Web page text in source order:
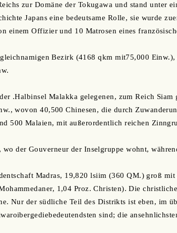
zur Domäne der Tokugawa und stand unter
Japans eine bedeutsame Rolle, sie wurde
einem Offizier und 10 Matrosen eines
Bezirk (4168 qkm mit75,000 Einw.),
.Halbinsel Malakka gelegenen, zum Reich Siam
wovon 40,500 Chinesen, die durch
500 Malaien, mit außerordentlich reichen
der Gouverneur der Inselgruppe wohnt,
Madras, 19,820 lsiim (360 QM.) groß mit
1,04 Proz. Christen). Die
Nur der südliche Teil des Distrikts ist eben, im
sind; die